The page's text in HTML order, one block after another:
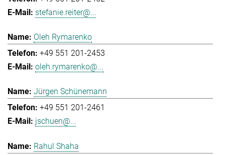
stefanie.reiter@...
Oleh Rymarenko
+49 551 201-2453
oleh.rymarenko@...
Jürgen Schünemann
+49 551 201-2461
jschuen@...
Rahul Shaha